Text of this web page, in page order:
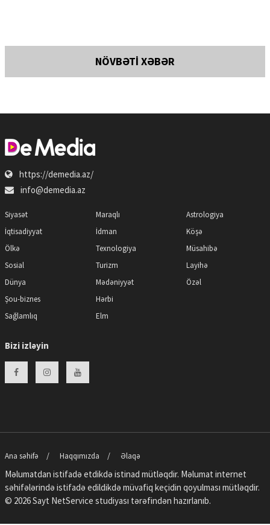
NÖVBƏTİ XƏBƏR
https://demedia.az/
info@demedia.az
Siyasət
İqtisadiyyat
Ölkə
Sosial
Dünya
Şou-biznes
Sağlamlıq
Maraqlı
İdman
Texnologiya
Turizm
Mədəniyyət
Hərbi
Elm
Astrologiya
Köşə
Müsahibə
Layihə
Özəl
Bizi izləyin
Ana səhifə Haqqımızda Əlaqə
Məlumatdan istifadə etdikdə istinad mütləqdir. Məlumat internet
səhifələrində istifadə edildikdə müvafiq keçidin qoyulması mütləqdir.
© 2026 Sayt NetService studiyası tərəfindən hazırlanıb.